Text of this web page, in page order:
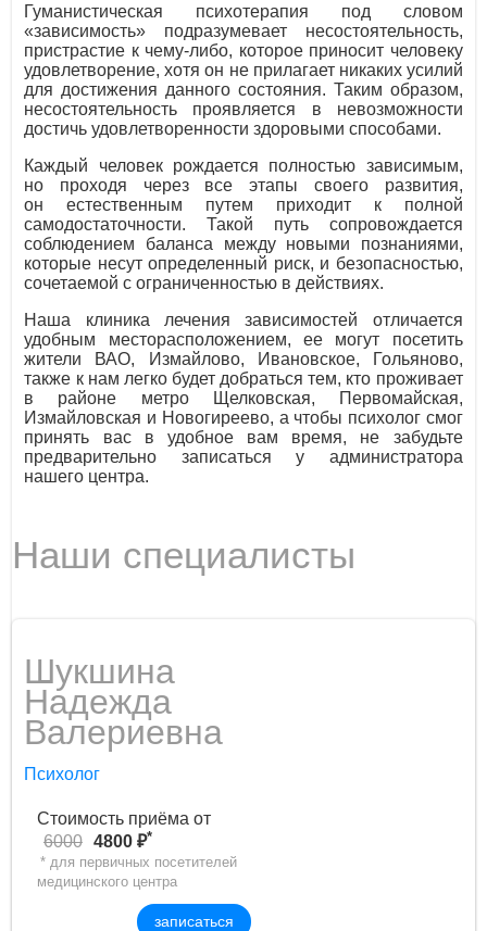
Гуманистическая психотерапия под словом
«зависимость» подразумевает несостоятельность,
пристрастие к чему-либо, которое приносит человеку
удовлетворение, хотя он не прилагает никаких усилий
для достижения данного состояния. Таким образом,
несостоятельность проявляется в невозможности
достичь удовлетворенности здоровыми способами.
Каждый человек рождается полностью зависимым,
но проходя через все этапы своего развития,
он естественным путем приходит к полной
самодостаточности. Такой путь сопровождается
соблюдением баланса между новыми познаниями,
которые несут определенный риск, и безопасностью,
сочетаемой с ограниченностью в действиях.
Наша клиника лечения зависимостей отличается
удобным месторасположением, ее могут посетить
жители ВАО, Измайлово, Ивановское, Гольяново,
также к нам легко будет добраться тем, кто проживает
в районе метро Щелковская, Первомайская,
Измайловская и Новогиреево, а чтобы психолог смог
принять вас в удобное вам время, не забудьте
предварительно записаться у администратора
нашего центра.
Наши специалисты
Шукшина
Надежда
Валериевна
Психолог
Стоимость приёма от
6000 4800 ₽*
* для первичных посетителей
медицинского центра
записаться